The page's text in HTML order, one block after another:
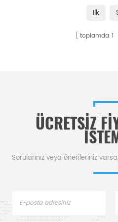
Ilk
toplamda 1
ÜCRETSIZ
Sorularınız veya önerileriniz